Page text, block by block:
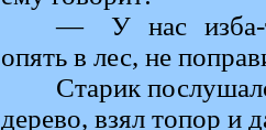
— У нас изба-
опять в лес, не
Старик
дерево, взял топор и